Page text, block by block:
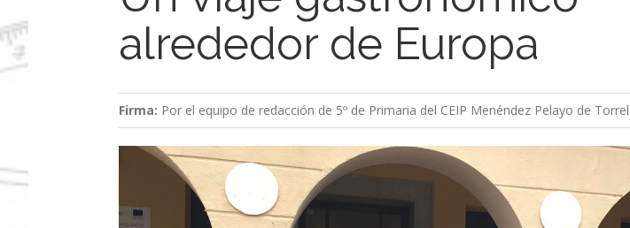
alrededor de Europa
Firma: Por el equipo de redacción de 5º de Primaria del CEIP Menéndez Pelayo de
más